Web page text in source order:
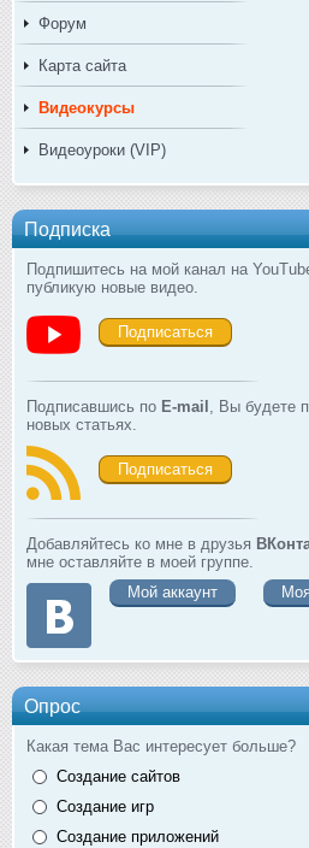
Форум
Карта сайта
Видеокурсы
Видеоуроки (VIP)
Подписка
Подпишитесь на мой канал на
публикую новые видео.
Подписаться
Подписавшись по E-mail , Вы будете
новых статьях.
Подписаться
Добавляйтесь ко мне в друзья
мне оставляйте в моей группе.
Мой аккаунт
Опрос
Какая тема Вас интересует больше?
Создание сайтов
Создание игр
Создание приложений